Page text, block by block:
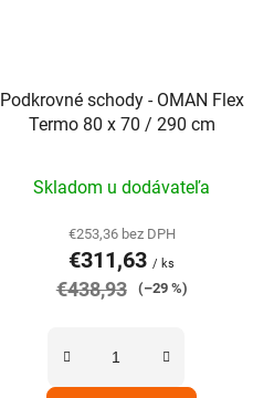
Podkrovné schody - OMAN Flex
Termo 80 x 70 / 290 cm
hodnotenie
produktu
je
5,0
Skladom u dodávateľa
€253,36 bez DPH
€311,63/ ks
€438,93 (–29 %)